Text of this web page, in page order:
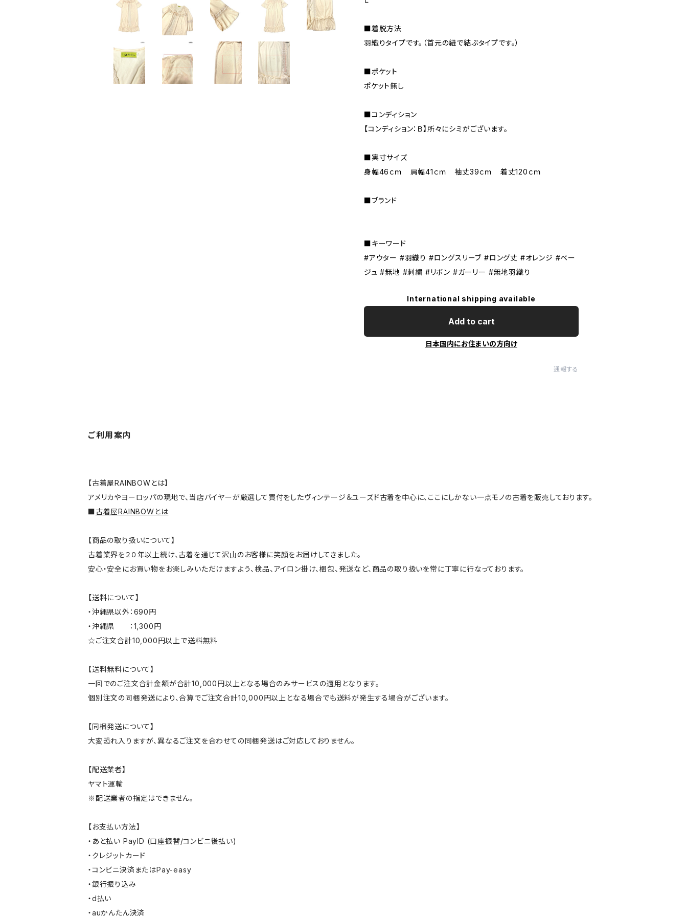
■着脱方法
羽織りタイプです。（首元の紐で結ぶタイプです。）
■ポケット
ポケット無し
■コンディション
【コンディション：Ｂ】所々にシミがございます。
■実寸サイズ
身幅46ｃｍ 肩幅41ｃｍ 袖丈39ｃｍ 着丈120ｃｍ
■ブランド
■キーワード
#アウター #羽織り #ロングスリーブ #ロング丈 #オレンジ #ベー
ジュ #無地 #刺繍 #リボン #ガーリー #無地羽織り
International shipping available
Add to cart
日本国内にお住まいの方向け
通報する
ご利用案内
【古着屋RAINBOWとは】
アメリカやヨーロッパの現地で、当店バイヤーが厳選して買付をしたヴィンテージ＆ユーズド古着を中心に、ここにしかない一点モノの古着を販売しております。
■古着屋RAINBOWとは
【商品の取り扱いについて】
古着業界を２０年以上続け、古着を通じて沢山のお客様に笑顔をお届けしてきました。
安心・安全にお買い物をお楽しみいただけますよう、検品、アイロン掛け、梱包、発送など、商品の取り扱いを常に丁寧に行なっております。
【送料について】
・沖縄県以外：690円
・沖縄県 ：1,300円
☆ご注文合計10,000円以上で送料無料
【送料無料について】
一回でのご注文合計金額が合計10,000円以上となる場合のみサービスの適用となります。
個別注文の同梱発送により、合算でご注文合計10,000円以上となる場合でも送料が発生する場合がございます。
【同梱発送について】
大変恐れ入りますが、異なるご注文を合わせての同梱発送はご対応しておりません。
【配送業者】
ヤマト運輸
※配送業者の指定はできません。
【お支払い方法】
・あと払い PayID (口座振替/コンビニ後払い)
・クレジットカード
・コンビニ決済またはPay-easy
・銀行振り込み
・d払い
・auかんたん決済